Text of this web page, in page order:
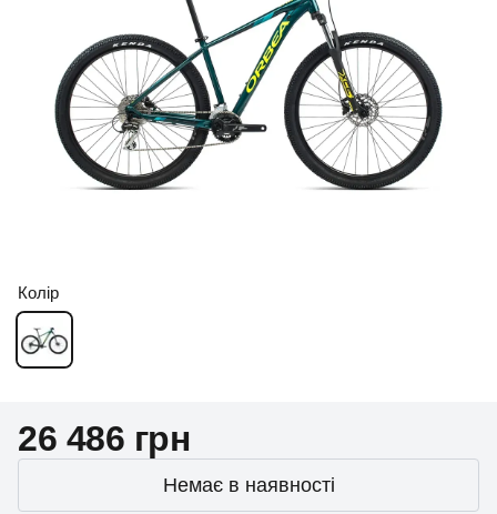
Колір
26 486 грн
Немає в наявності